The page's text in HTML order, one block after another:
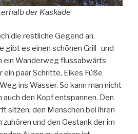
der Kaskade
die restliche Gegend an.
gibt es einen schönen Grill- und
ein Wanderweg flussabwärts
ein paar Schritte, Eikes Füße
ins Wasser. So kann man nicht
auch den Kopf entspannen. Den
sitzen, den Menschen bei ihren
und den Gestank der im